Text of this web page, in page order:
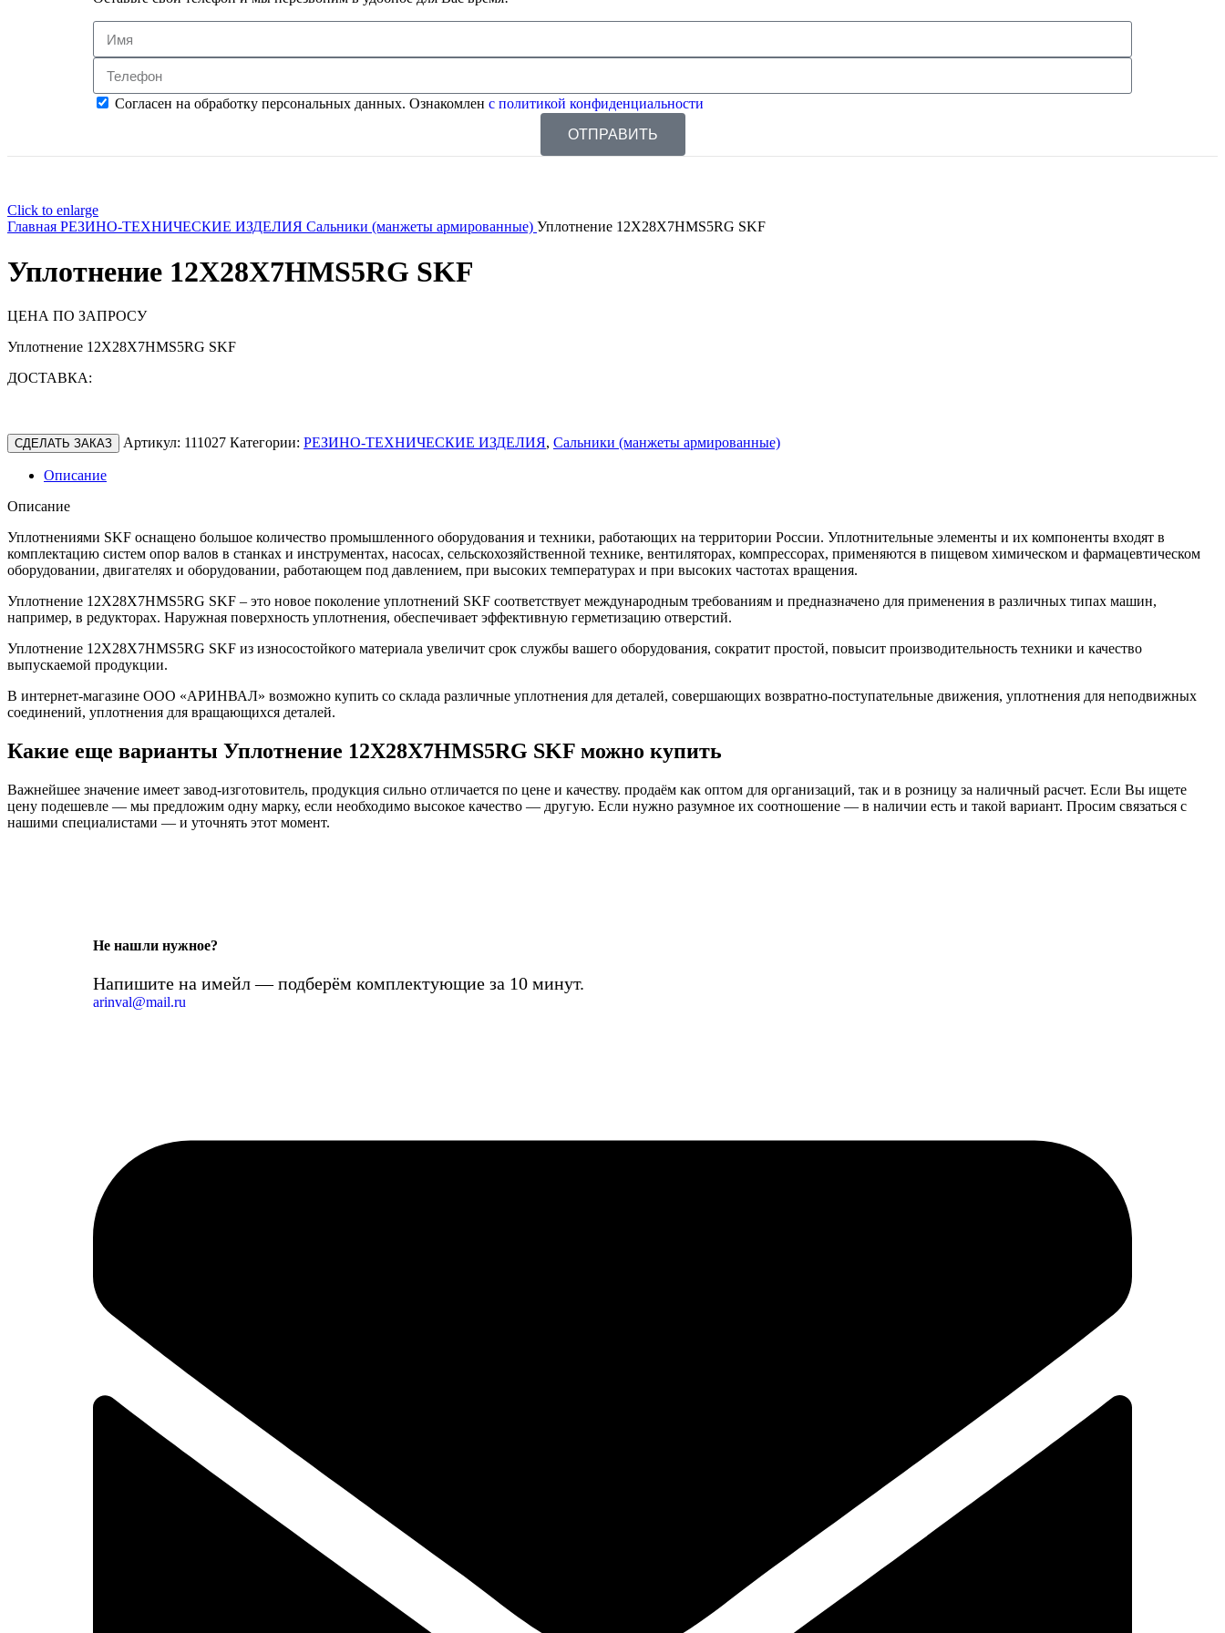
Согласен на обработку персональных данных. Ознакомлен с политикой конфиденциальности
ОТПРАВИТЬ
Click to enlarge
Главная РЕЗИНО-ТЕХНИЧЕСКИЕ ИЗДЕЛИЯ Сальники (манжеты армированные) Уплотнение 12X28X7HMS5RG SKF
Уплотнение 12X28X7HMS5RG SKF
ЦЕНА ПО ЗАПРОСУ
Уплотнение 12X28X7HMS5RG SKF
ДОСТАВКА:
СДЕЛАТЬ ЗАКАЗ Артикул: 111027 Категории: РЕЗИНО-ТЕХНИЧЕСКИЕ ИЗДЕЛИЯ, Сальники (манжеты армированные)
Описание
Описание
Уплотнениями SKF оснащено большое количество промышленного оборудования и техники, работающих на территории России. Уплотнительные элементы и их компоненты входят в
комплектацию систем опор валов в станках и инструментах, насосах, сельскохозяйственной технике, вентиляторах, компрессорах, применяются в пищевом химическом и фармацевтическом
оборудовании, двигателях и оборудовании, работающем под давлением, при высоких температурах и при высоких частотах вращения.
Уплотнение 12X28X7HMS5RG SKF – это новое поколение уплотнений SKF соответствует международным требованиям и предназначено для применения в различных типах машин,
например, в редукторах. Наружная поверхность уплотнения, обеспечивает эффективную герметизацию отверстий.
Уплотнение 12X28X7HMS5RG SKF из износостойкого материала увеличит срок службы вашего оборудования, сократит простой, повысит производительность техники и качество
выпускаемой продукции.
В интернет-магазине ООО «АРИНВАЛ» возможно купить со склада различные уплотнения для деталей, совершающих возвратно-поступательные движения, уплотнения для неподвижных
соединений, уплотнения для вращающихся деталей.
Какие еще варианты Уплотнение 12X28X7HMS5RG SKF можно купить
Важнейшее значение имеет завод-изготовитель, продукция сильно отличается по цене и качеству. продаём как оптом для организаций, так и в розницу за наличный расчет. Если Вы ищете
цену подешевле — мы предложим одну марку, если необходимо высокое качество — другую. Если нужно разумное их соотношение — в наличии есть и такой вариант. Просим связаться с
нашими специалистами — и уточнять этот момент.
Не нашли нужное?
Напишите на имейл — подберём комплектующие за 10 минут.
arinval@mail.ru